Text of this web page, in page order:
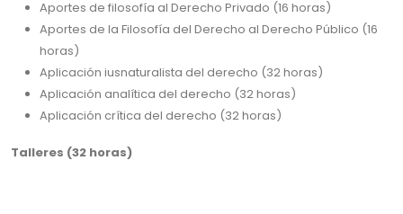
Aportes de filosofía al Derecho Privado (16 horas)
Aportes de la Filosofía del Derecho al Derecho Público (16
horas)
Aplicación iusnaturalista del derecho (32 horas)
Aplicación analítica del derecho (32 horas)
Aplicación crítica del derecho (32 horas)
Talleres (32 horas)